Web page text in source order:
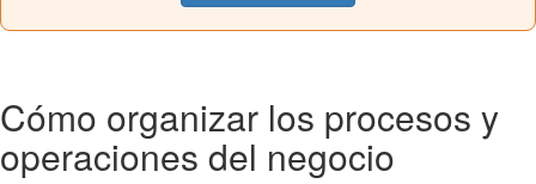
Cómo organizar los procesos y
operaciones del negocio